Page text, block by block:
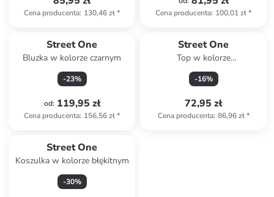
Cena producenta: 130,46 zł* Cena producenta: 100,01 zł*
Street One
Bluzka w kolorze czarnym
-23%
od: 119,95 zł
Cena producenta: 156,56 zł*
Street One
Top w kolorze
ciemnofioletowym
-16%
72,95 zł
Cena producenta: 86,96 zł*
Street One
Koszulka w kolorze błękitnym
-30%